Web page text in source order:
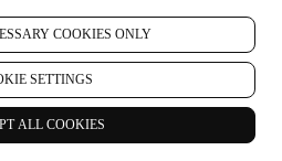
COOKIES ONLY
SETTINGS
ALL COOKIES
ET ASSURER LA
PRODUITS OU LA
SERVICES ET VOUS
pour gérer notre relation
vos achats de produits sur le Site web
votre utilisation du Site web, toute